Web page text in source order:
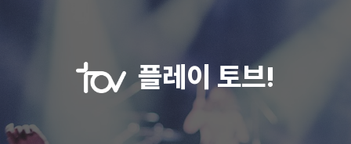
플레이 토브!